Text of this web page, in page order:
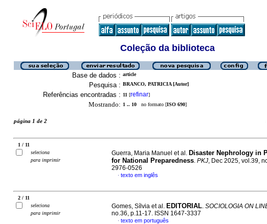
Coleção da biblioteca
Base de dados : article
Pesquisa : BRANCO, PATRICIA [Autor]
Referências encontradas : 11 [refinar]
Mostrando: 1 .. 10 no formato [ISO 690]
página 1 de 2
1 / 11
seleciona
para imprimir
Guerra, Maria Manuel et al. Disaster Nephrology in
for National Preparedness. PKJ, Dec 2025, vol.39,
2976-0526
· texto em inglês
2 / 11
seleciona
para imprimir
Gomes, Sílvia et al. EDITORIAL. SOCIOLOGIA ON
no.36, p.11-17. ISSN 1647-3337
· texto em português